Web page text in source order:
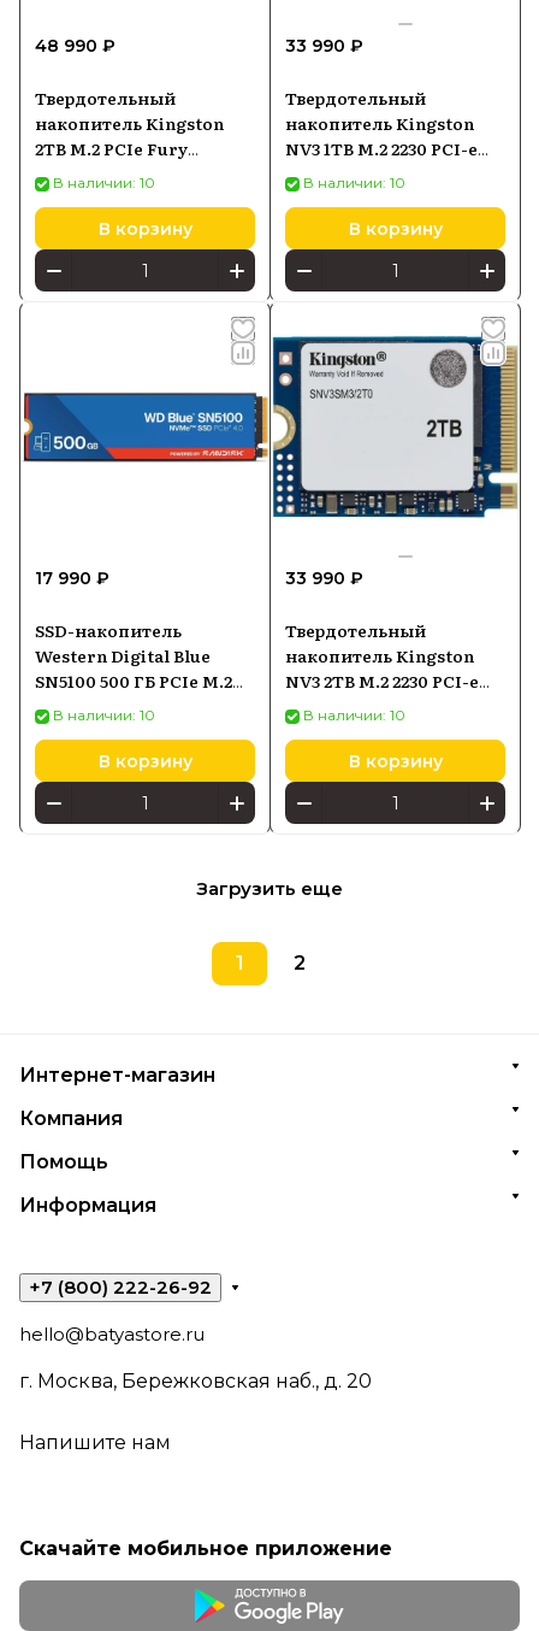
48 990 ₽
Твердотельный
накопитель Kingston
2TB M.2 PCIe Fury
Renegade G5 SFYR2S2T0
В наличии: 10
В корзину
33 990 ₽
Твердотельный
накопитель Kingston
NV3 1TB M.2 2230 PCI-e
4.0 NVMe SNV3SM31T0
В наличии: 10
В корзину
17 990 ₽
SSD-накопитель
Western Digital Blue
SN5100 500 ГБ PCIe M.2
(WDS500G5B0E)
В наличии: 10
В корзину
33 990 ₽
Твердотельный
накопитель Kingston
NV3 2TB M.2 2230 PCI-e
4.0 NVMe SNV3SM32T0
В наличии: 10
В корзину
Загрузить еще
1 2
Интернет-магазин
Компания
Помощь
Информация
+7 (800) 222-26-92
hello@batyastore.ru
г. Москва, Бережковская наб., д. 20
Напишите нам
Скачайте мобильное приложение